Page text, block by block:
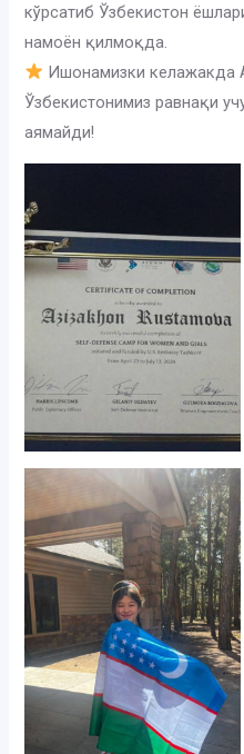
кўрсатиб Ўзбекистон
намоён қилмоқда.
Ишонамизки келажакда
Ўзбекистонимиз равнақи
аямайди!